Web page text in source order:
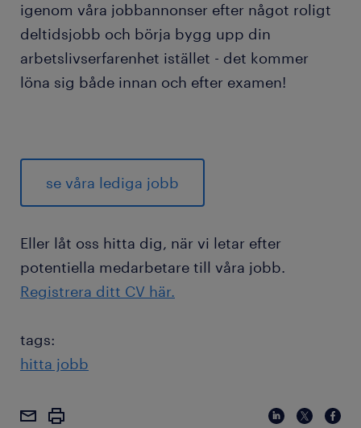
igenom våra jobbannonser efter något roligt
deltidsjobb och börja bygg upp din
arbetslivserfarenhet istället - det kommer
löna sig både innan och efter examen!
se våra lediga jobb
Eller låt oss hitta dig, när vi letar efter
potentiella medarbetare till våra jobb.
Registrera ditt CV här.
tags:
hitta jobb